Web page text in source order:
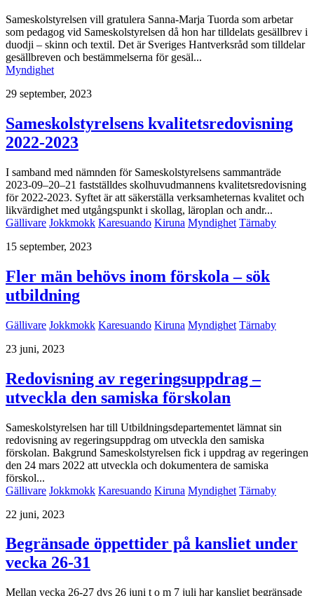
Sameskolstyrelsen vill gratulera Sanna-Marja Tuorda som arbetar
som pedagog vid Sameskolstyrelsen då hon har tilldelats gesällbrev i
duodji – skinn och textil. Det är Sveriges Hantverksråd som tilldelar
gesällbreven och bestämmelserna för gesäl...
Myndighet
29 september, 2023
Sameskolstyrelsens kvalitetsredovisning
2022-2023
I samband med nämnden för Sameskolstyrelsens sammanträde
2023-09–20–21 fastställdes skolhuvudmannens kvalitetsredovisning
för 2022-2023. Syftet är att säkerställa verksamheternas kvalitet och
likvärdighet med utgångspunkt i skollag, läroplan och andr...
Gällivare Jokkmokk Karesuando Kiruna Myndighet Tärnaby
15 september, 2023
Fler män behövs inom förskola – sök
utbildning
Gällivare Jokkmokk Karesuando Kiruna Myndighet Tärnaby
23 juni, 2023
Redovisning av regeringsuppdrag –
utveckla den samiska förskolan
Sameskolstyrelsen har till Utbildningsdepartementet lämnat sin
redovisning av regeringsuppdrag om utveckla den samiska
förskolan. Bakgrund Sameskolstyrelsen fick i uppdrag av regeringen
den 24 mars 2022 att utveckla och dokumentera de samiska
förskol...
Gällivare Jokkmokk Karesuando Kiruna Myndighet Tärnaby
22 juni, 2023
Begränsade öppettider på kansliet under
vecka 26-31
Mellan vecka 26-27 dvs 26 juni t o m 7 juli har kansliet begränsade